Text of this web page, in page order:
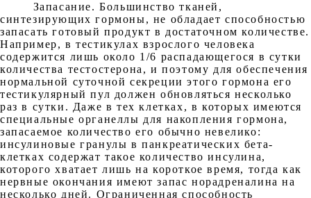
Запасание. Большинство тканей,
синтезирующих гормоны, не обладает способностью
запасать готовый продукт в достаточном количестве.
Например, в тестикулах взрослого человека
содержится лишь около 1/6 распадающегося в сутки
количества тестостерона, и поэтому для обеспечения
нормальной суточной секреции этого гормона его
тестикулярный пул должен обновляться несколько
раз в сутки. Даже в тех клетках, в которых имеются
специальные органеллы для накопления гормона,
запасаемое количество его обычно невелико:
инсулиновые гранулы в панкреатических бета-
клетках содержат такое количество инсулина,
которого хватает лишь на короткое время, тогда как
нервные окончания имеют запас норадреналина на
несколько дней. Ограниченная способность